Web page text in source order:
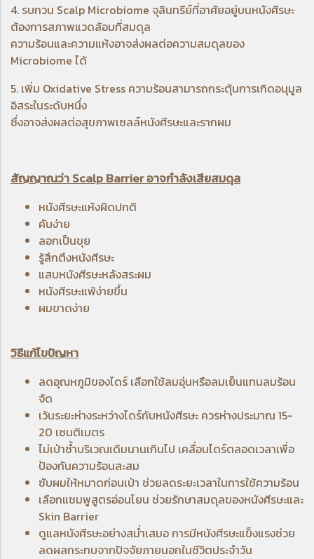
4. รบกวน Scalp Microbiome จุลินทรีย์ที่อาศัยอยู่บนหนังศีรษะ
ต้องการสภาพแวดล้อมที่สมดุล
ความร้อนและความแห้งอาจส่งผลต่อความสมดุลของ
Microbiome ได้
5. เพิ่ม Oxidative Stress ความร้อนสามารถกระตุ้นการเกิดอนุมูล
อิสระในระดับหนึ่ง
ซึ่งอาจส่งผลต่อสุขภาพเซลล์หนังศีรษะและรากผม
สัญญาณว่า Scalp Barrier อาจกำลังเสียสมดุล
หนังศีรษะแห้งผิดปกติ
คันง่าย
ลอกเป็นขุย
รู้สึกตึงหนังศีรษะ
แสบหนังศีรษะหลังสระผม
หนังศีรษะแพ้ง่ายขึ้น
ผมขาดง่าย
วิธีแก้ไขปัญหา
ลดอุณหภูมิของไดร์ เลือกใช้ลมอุ่นหรือลมเย็นแทนลมร้อน
จัด
เว้นระยะห่างระหว่างไดร์กับหนังศีรษะ ควรห่างประมาณ 15-
20 เซนติเมตร
ไม่เป่าซ้ำบริเวณเดิมนานเกินไป เคลื่อนไดร์ตลอดเวลาเพื่อ
ป้องกันความร้อนสะสม
ซับผมให้หมาดก่อนเป่า ช่วยลดระยะเวลาในการใช้ความร้อน
เลือกแชมพูสูตรอ่อนโยน ช่วยรักษาสมดุลของหนังศีรษะและ
Skin Barrier
ดูแลหนังศีรษะอย่างสม่ำเสมอ การมีหนังศีรษะแข็งแรงช่วย
ลดผลกระทบจากปัจจัยภายนอกในชีวิตประจำวัน